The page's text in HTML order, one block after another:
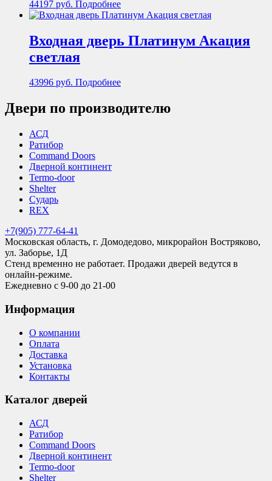
44197 руб. Подробнее
Входная дверь Платинум Акация
светлая
43996 руб. Подробнее
Двери по производителю
АСД
Ратибор
Command Doors
Дверной континент
Termo-door
Shelter
Сударь
REX
+7(905) 777-64-41
Московская область, г. Домодедово, микрорайон Востряково,
ул. Заборье, 1Д
Стенд временно не работает. Продажи дверей ведутся в
онлайн-режиме.
Ежедневно с 9-00 до 21-00
Информация
О компании
Оплата
Доставка
Установка
Контакты
Каталог дверей
АСД
Ратибор
Command Doors
Дверной континент
Termo-door
Shelter